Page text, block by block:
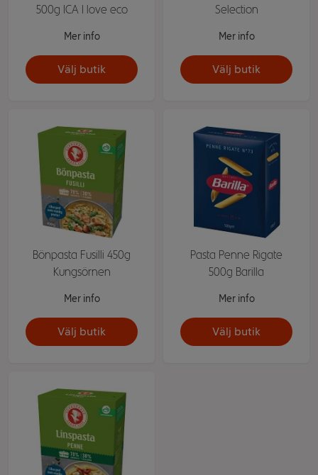
500g ICA I love eco
Mer info
Välj butik
Selection
Mer info
Välj butik
Bönpasta Fusilli 450g
Kungsörnen
Mer info
Välj butik
Pasta Penne Rigate
500g Barilla
Mer info
Välj butik